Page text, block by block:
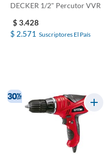
DECKER 1/2" Percutor VVR
$ 3.428
$ 2.571 Suscriptores El País